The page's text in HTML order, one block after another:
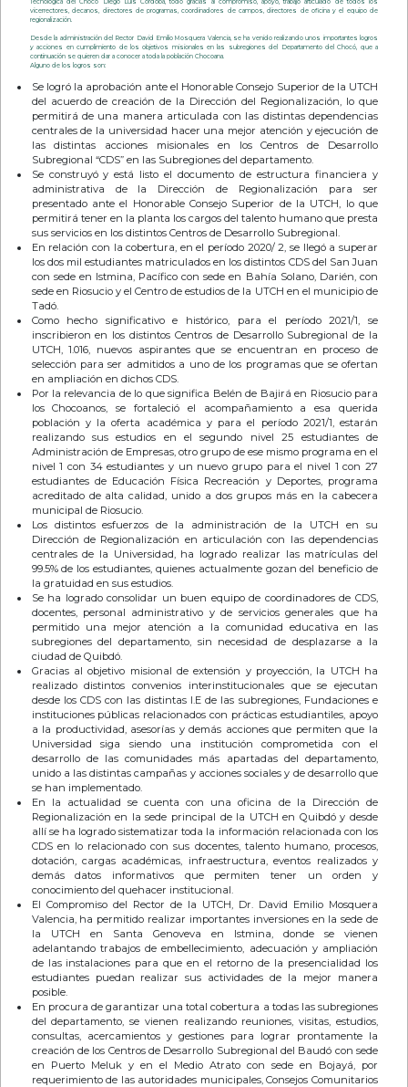
vicerrectores, decanos, directores de programas, coordinadores de campos, directores de oficina y el equipo de
regionalización.
Desde la administración del Rector David Emilio Mosquera Valencia, se ha venido realizando unos importantes logros
y acciones en cumplimiento de los objetivos misionales en las subregiones del Departamento del Chocó, que a
continuación se quieren dar a conocer a toda la población Chocoana.
Alguno de los logros son:
Se logró la aprobación ante el Honorable Consejo Superior de la UTCH
del acuerdo de creación de la Dirección del Regionalización, lo que
permitirá de una manera articulada con las distintas dependencias
centrales de la universidad hacer una mejor atención y ejecución de
las distintas acciones misionales en los Centros de Desarrollo
Subregional “CDS” en las Subregiones del departamento.
Se construyó y está listo el documento de estructura financiera y
administrativa de la Dirección de Regionalización para ser
presentado ante el Honorable Consejo Superior de la UTCH, lo que
permitirá tener en la planta los cargos del talento humano que presta
sus servicios en los distintos Centros de Desarrollo Subregional.
En relación con la cobertura, en el período 2020/ 2, se llegó a superar
los dos mil estudiantes matriculados en los distintos CDS del San Juan
con sede en Istmina, Pacífico con sede en Bahía Solano, Darién, con
sede en Riosucio y el Centro de estudios de la UTCH en el municipio de
Tadó.
Como hecho significativo e histórico, para el período 2021/1, se
inscribieron en los distintos Centros de Desarrollo Subregional de la
UTCH, 1.016, nuevos aspirantes que se encuentran en proceso de
selección para ser admitidos a uno de los programas que se ofertan
en ampliación en dichos CDS.
Por la relevancia de lo que significa Belén de Bajirá en Riosucio para
los Chocoanos, se fortaleció el acompañamiento a esa querida
población y la oferta académica y para el período 2021/1, estarán
realizando sus estudios en el segundo nivel 25 estudiantes de
Administración de Empresas, otro grupo de ese mismo programa en el
nivel 1 con 34 estudiantes y un nuevo grupo para el nivel 1 con 27
estudiantes de Educación Física Recreación y Deportes, programa
acreditado de alta calidad, unido a dos grupos más en la cabecera
municipal de Riosucio.
Los distintos esfuerzos de la administración de la UTCH en su
Dirección de Regionalización en articulación con las dependencias
centrales de la Universidad, ha logrado realizar las matrículas del
99.5% de los estudiantes, quienes actualmente gozan del beneficio de
la gratuidad en sus estudios.
Se ha logrado consolidar un buen equipo de coordinadores de CDS,
docentes, personal administrativo y de servicios generales que ha
permitido una mejor atención a la comunidad educativa en las
subregiones del departamento, sin necesidad de desplazarse a la
ciudad de Quibdó.
Gracias al objetivo misional de extensión y proyección, la UTCH ha
realizado distintos convenios interinstitucionales que se ejecutan
desde los CDS con las distintas I.E de las subregiones, Fundaciones e
instituciones públicas relacionados con prácticas estudiantiles, apoyo
a la productividad, asesorías y demás acciones que permiten que la
Universidad siga siendo una institución comprometida con el
desarrollo de las comunidades más apartadas del departamento,
unido a las distintas campañas y acciones sociales y de desarrollo que
se han implementado.
En la actualidad se cuenta con una oficina de la Dirección de
Regionalización en la sede principal de la UTCH en Quibdó y desde
allí se ha logrado sistematizar toda la información relacionada con los
CDS en lo relacionado con sus docentes, talento humano, procesos,
dotación, cargas académicas, infraestructura, eventos realizados y
demás datos informativos que permiten tener un orden y
conocimiento del quehacer institucional.
El Compromiso del Rector de la UTCH, Dr. David Emilio Mosquera
Valencia, ha permitido realizar importantes inversiones en la sede de
la UTCH en Santa Genoveva en Istmina, donde se vienen
adelantando trabajos de embellecimiento, adecuación y ampliación
de las instalaciones para que en el retorno de la presencialidad los
estudiantes puedan realizar sus actividades de la mejor manera
posible.
En procura de garantizar una total cobertura a todas las subregiones
del departamento, se vienen realizando reuniones, visitas, estudios,
consultas, acercamientos y gestiones para lograr prontamente la
creación de los Centros de Desarrollo Subregional del Baudó con sede
en Puerto Meluk y en el Medio Atrato con sede en Bojayá, por
requerimiento de las autoridades municipales, Consejos Comunitarios